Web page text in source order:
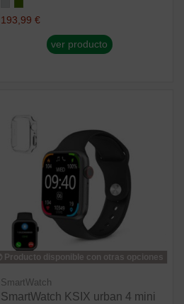
193,99 €
ver producto
Producto disponible con otras opciones
SmartWatch
SmartWatch KSIX urban 4 mini